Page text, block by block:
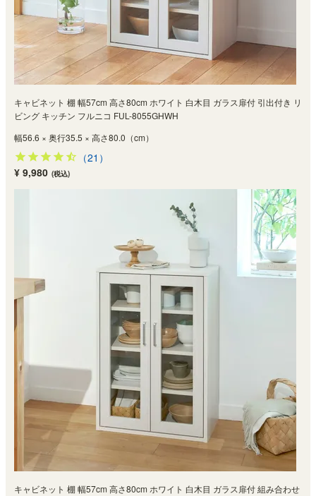
キャビネット 棚 幅57cm 高さ80cm ホワイト 白木目 ガラス扉付 引出付き リ
ビング キッチン フルニコ FUL-8055GHWH
幅56.6 × 奥行35.5 × 高さ80.0（cm）
（21）
¥ 9,980 (税込)
キャビネット 棚 幅57cm 高さ80cm ホワイト 白木目 ガラス扉付 組み合わせ